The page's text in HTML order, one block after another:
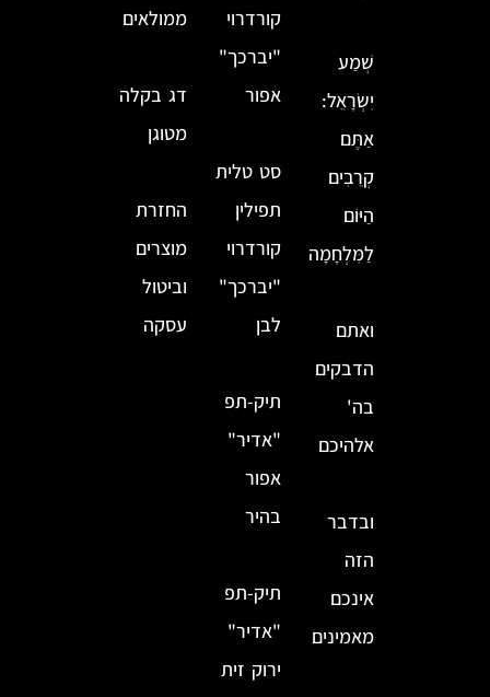
שְׁמַע
יִשְׂרָאֵל:
אַתֶּם
קְרֵבִים
הַיּוֹם
לַמִּלְחָמָה
ואתם
הדבקים
בה'
אלהיכם
ובדבר
הזה
אינכם
מאמינים
קורדרוי
"יברכך"
אפור
סט טלית
תפילין
קורדרוי
"יברכך"
לבן
תיק-תפ
"אדיר"
אפור
בהיר
תיק-תפ
"אדיר"
ירוק זית
ממולאים
דג בקלה
מטוגן
החזרת
מוצרים
וביטול
עסקה